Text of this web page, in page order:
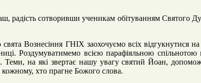
радість сотворивши ученикам обітуванням Святого
Вознесіння ГНІХ заохочуємо всіх відгукнутися
Роздумуватимемо всією парафіяльною
Теми, на які звертає нашу увагу святий Йоан,
хто прагне Божого слова.